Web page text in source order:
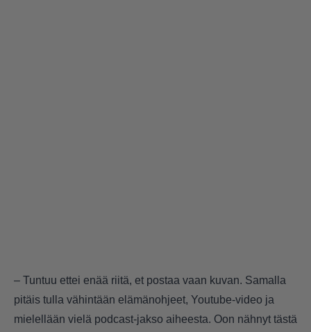
– Tuntuu ettei enää riitä, et postaa vaan kuvan. Samalla
pitäis tulla vähintään elämänohjeet, Youtube-video ja
mielellään vielä podcast-jakso aiheesta. Oon nähnyt tästä